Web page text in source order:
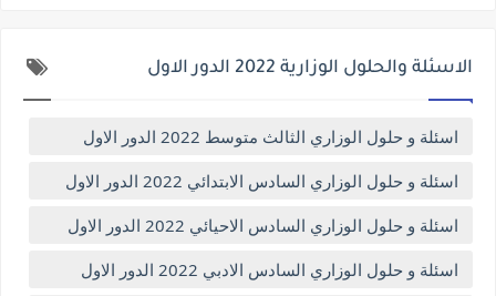
الاسئلة والحلول الوزارية 2022 الدور الاول
اسئلة و حلول الوزاري الثالث متوسط 2022 الدور الاول
اسئلة و حلول الوزاري السادس الابتدائي 2022 الدور الاول
اسئلة و حلول الوزاري السادس الاحيائي 2022 الدور الاول
اسئلة و حلول الوزاري السادس الادبي 2022 الدور الاول